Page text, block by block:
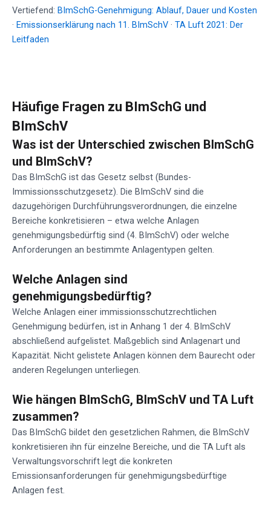
Vertiefend: BImSchG-Genehmigung: Ablauf, Dauer und Kosten
· Emissionserklärung nach 11. BImSchV · TA Luft 2021: Der
Leitfaden
Häufige Fragen zu BImSchG und
BImSchV
Was ist der Unterschied zwischen BImSchG
und BImSchV?
Das BImSchG ist das Gesetz selbst (Bundes-
Immissionsschutzgesetz). Die BImSchV sind die
dazugehörigen Durchführungsverordnungen, die einzelne
Bereiche konkretisieren – etwa welche Anlagen
genehmigungsbedürftig sind (4. BImSchV) oder welche
Anforderungen an bestimmte Anlagentypen gelten.
Welche Anlagen sind
genehmigungsbedürftig?
Welche Anlagen einer immissionsschutzrechtlichen
Genehmigung bedürfen, ist in Anhang 1 der 4. BImSchV
abschließend aufgelistet. Maßgeblich sind Anlagenart und
Kapazität. Nicht gelistete Anlagen können dem Baurecht oder
anderen Regelungen unterliegen.
Wie hängen BImSchG, BImSchV und TA Luft
zusammen?
Das BImSchG bildet den gesetzlichen Rahmen, die BImSchV
konkretisieren ihn für einzelne Bereiche, und die TA Luft als
Verwaltungsvorschrift legt die konkreten
Emissionsanforderungen für genehmigungsbedürftige
Anlagen fest.